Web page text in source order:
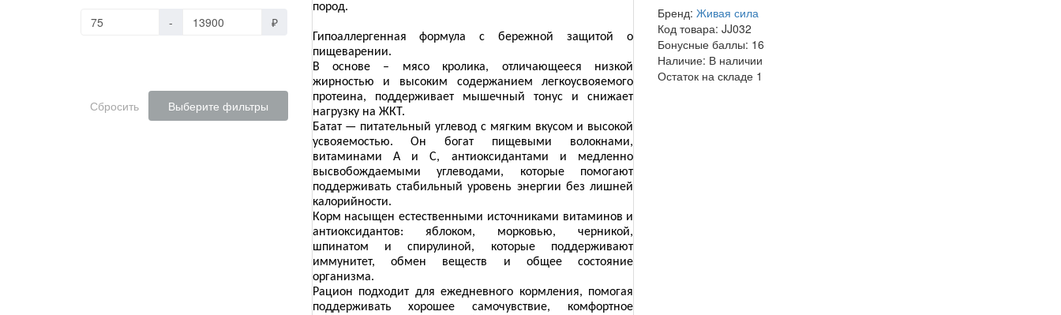
- ₽
Сбросить Выберите фильтры
пород.
Гипоаллергенная формула с бережной защитой о
пищеварении.
В основе – мясо кролика, отличающееся низкой
жирностью и высоким содержанием легкоусвояемого
протеина, поддерживает мышечный тонус и снижает
нагрузку на ЖКТ.
Батат — питательный углевод с мягким вкусом и высокой
усвояемостью. Он богат пищевыми волокнами,
витаминами А и С, антиоксидантами и медленно
высвобождаемыми углеводами, которые помогают
поддерживать стабильный уровень энергии без лишней
калорийности.
Корм насыщен естественными источниками витаминов и
антиоксидантов: яблоком, морковью, черникой,
шпинатом и спирулиной, которые поддерживают
иммунитет, обмен веществ и общее состояние
организма.
Рацион подходит для ежедневного кормления, помогая
поддерживать хорошее самочувствие, комфортное
Бренд: Живая сила
Код товара: JJ032
Бонусные баллы: 16
Наличие: В наличии
Остаток на складе 1